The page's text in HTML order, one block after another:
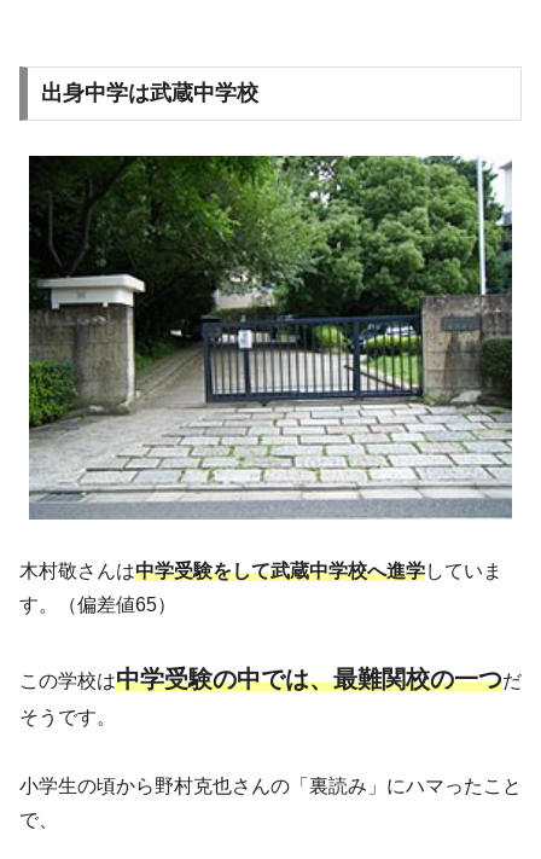
出身中学は武蔵中学校
木村敬さんは中学受験をして武蔵中学校へ進学していま
す。（偏差値65）
この学校は中学受験の中では、最難関校の一つだ
そうです。
小学生の頃から野村克也さんの「裏読み」にハマったこと
で、